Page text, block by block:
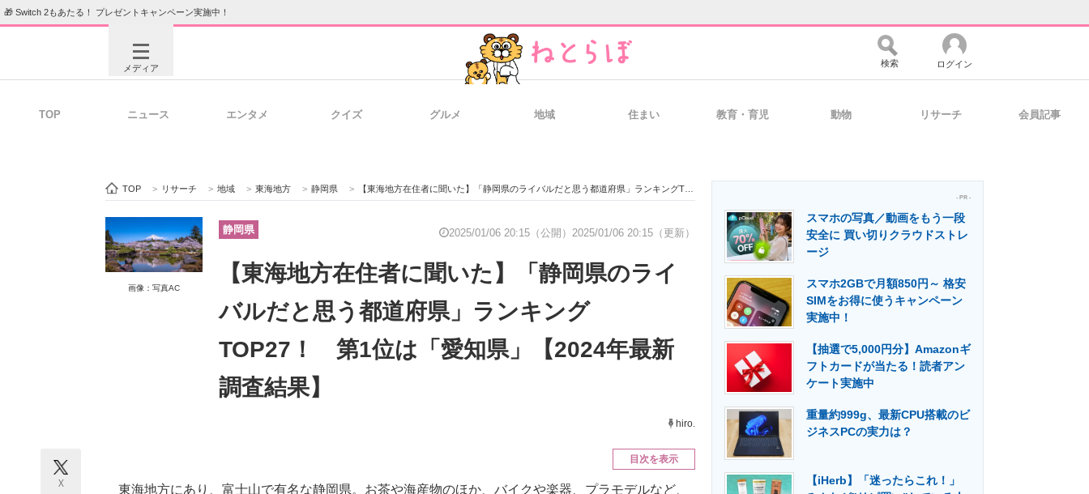
🎁 Switch 2もあたる！ プレゼントキャンペーン実施中！
メディア
ビジネスと働き方のヒント 経営リーダーのコミュニティ マーケ×ITの今がよく分かる
企業向けIT製品の総合サイト 製造業のIT導入・活用を支援
モノづくり技術者専門サイト エレクトロニクス専門サイト エネルギーの専門メディア 建設×テクノロジーの最前線
検索 ログイン
TOP ニュース エンタメ クイズ グルメ 地域 住まい 教育・育児 動物 リサーチ 会員記事
TOP > リサーチ > 地域 > 東海地方 > 静岡県 > 【東海地方在住者に聞いた】「静岡県のライバルだと思う都道府県」ランキングTOP27！ 第1位は「愛知県」【2024年最新調査結果】
画像：写真AC
静岡県 2025/01/06 20:15（公開） 2025/01/06 20:15（更新）
【東海地方在住者に聞いた】「静岡県のライ
バルだと思う都道府県」ランキング
TOP27！ 第1位は「愛知県」【2024年最新
調査結果】
hiro.
X
目次を表示
東海地方にあり、富士山で有名な静岡県。お茶や海産物のほか、バイクや楽器、プラモデルなど、
- PR -
スマホの写真／動画をもう一段
安全に 買い切りクラウドストレ
ージ
スマホ2GBで月額850円～ 格安
SIMをお得に使うキャンペーン
実施中！
【抽選で5,000円分】Amazonギ
フトカードが当たる！読者アン
ケート実施中
重量約999g、最新CPU搭載のビ
ジネスPCの実力は？
【iHerb】「迷ったらこれ！」